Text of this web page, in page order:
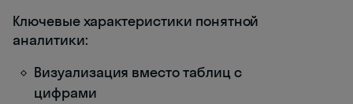
Ключевые характеристики понятной
аналитики:
Визуализация вместо таблиц с
цифрами